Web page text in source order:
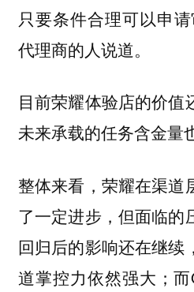
只要条件合理可以申
代理商的人说道。
目前荣耀体验店的价值
未来承载的任务含金量
整体来看，荣耀在渠道
了一定进步，但面临的
回归后的影响还在继续
道掌控力依然强大；